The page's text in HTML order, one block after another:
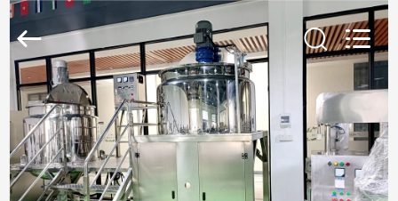
EV
ÜRÜN:%
S
Machinery
Equipment
Co.,
Rights
Reserved.